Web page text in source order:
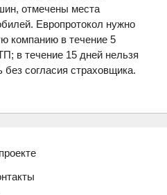
отмечены места
Европротокол нужно
компанию в течение 5
в течение 15 дней нельзя
согласия страховщика.